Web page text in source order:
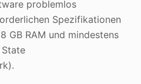
problemlos
Spezifikationen
GB RAM und mindestens
State